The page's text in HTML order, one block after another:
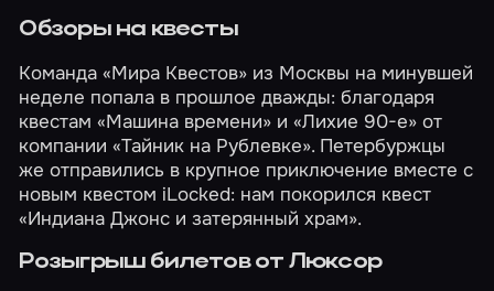
Обзоры на квесты
Команда «Мира Квестов» из Москвы на минувшей
неделе попала в прошлое дважды: благодаря
квестам«Машина времени» и«Лихие 90-е» от
компании «Тайник на Рублевке». Петербуржцы
же отправились в крупное приключение вместе с
новым квестом iLocked: нам покорился квест
«Индиана Джонс и затерянный храм».
Розыгрыш билетов от Люксор